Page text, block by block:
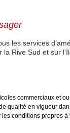
les services
Rive Sud et sur
commerciaux et
qualité en vigueur
les conditions propres à